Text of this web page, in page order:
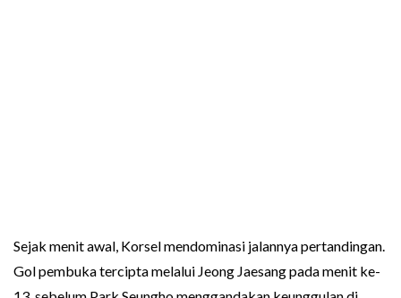
Sejak menit awal, Korsel mendominasi jalannya pertandingan.
Gol pembuka tercipta melalui Jeong Jaesang pada menit ke-